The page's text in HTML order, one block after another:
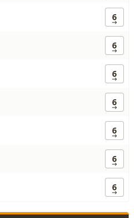
6
6
6
6
6
6
6